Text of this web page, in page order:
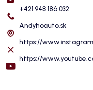
+421 948 186 032
Andyhoauto.sk
https://
https://